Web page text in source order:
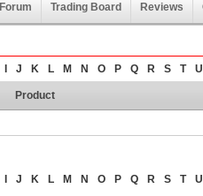
Forum Trading Board Reviews
J K L M N O P Q R S T U
Product
J K L M N O P Q R S T U